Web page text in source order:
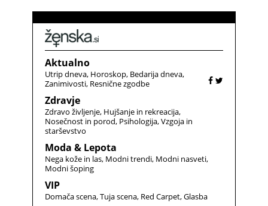
Aktualno
Utrip dneva Horoskop Bedarija dneva
Zanimivosti Resnične zgodbe
Zdravje
Zdravo življenje Hujšanje in rekreacija
Nosečnost in porod Psihologija Vzgoja in
starševstvo
Moda & Lepota
Nega kože in las Modni trendi Modni nasveti
Modni šoping
VIP
Domača scena Tuja scena Red Carpet Glasba